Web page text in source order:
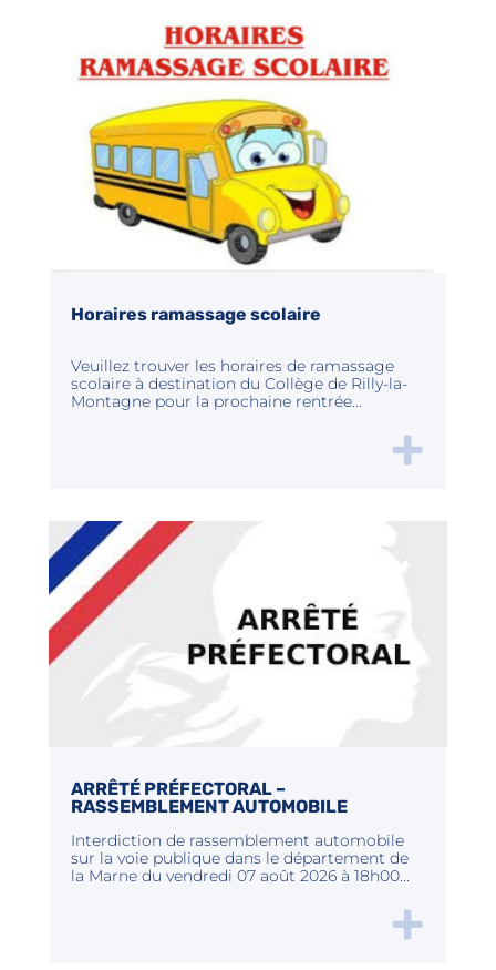
Horaires ramassage scolaire
Veuillez trouver les horaires de ramassage
scolaire à destination du Collège de Rilly-la-
Montagne pour la prochaine rentrée...
ARRÊTÉ PRÉFECTORAL –
RASSEMBLEMENT AUTOMOBILE
Interdiction de rassemblement automobile
sur la voie publique dans le département de
la Marne du vendredi 07 août 2026 à 18h00...